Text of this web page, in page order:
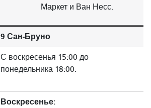
Маркет и Ван Несс.
9 Сан-Бруно
С воскресенья 15:00 до
понедельника 18:00.
Воскресенье: